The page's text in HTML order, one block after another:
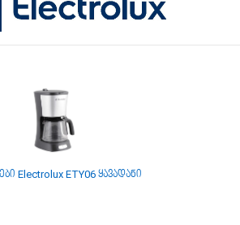
Electrolux ETY06 ყავადანი